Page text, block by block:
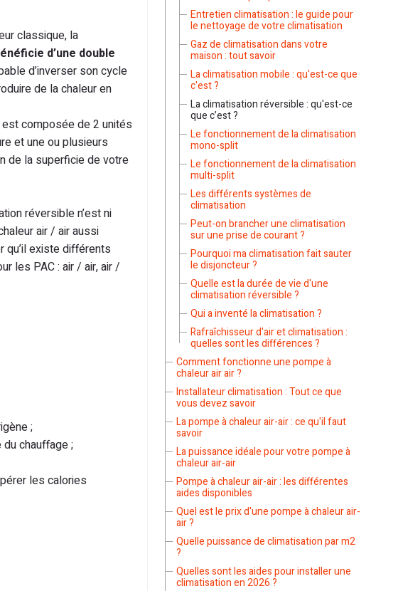
classique, la
d’une double
d’inverser son cycle
de la chaleur en
composée de 2 unités
et une ou plusieurs
de la superficie de votre
réversible n’est ni
air / air aussi
qu’il existe différents
les PAC : air / air, air /
;
chauffage ;
les calories
Entretien climatisation : le guide pour
le nettoyage de votre climatisation
Gaz de climatisation dans votre
maison : tout savoir
La climatisation mobile : qu'est-ce que
c'est ?
La climatisation réversible : qu'est-ce
que c’est ?
Le fonctionnement de la climatisation
mono-split
Le fonctionnement de la climatisation
multi-split
Les différents systèmes de
climatisation
Peut-on brancher une climatisation
sur une prise de courant ?
Pourquoi ma climatisation fait sauter
le disjoncteur ?
Quelle est la durée de vie d'une
climatisation réversible ?
Qui a inventé la climatisation ?
Rafraîchisseur d'air et climatisation :
quelles sont les différences ?
Comment fonctionne une pompe à
chaleur air air ?
Installateur climatisation : Tout ce que
vous devez savoir
La pompe à chaleur air-air : ce qu'il faut
savoir
La puissance idéale pour votre pompe à
chaleur air-air
Pompe à chaleur air-air : les différentes
aides disponibles
Quel est le prix d'une pompe à chaleur air-
air ?
Quelle puissance de climatisation par m2
?
Quelles sont les aides pour installer une
climatisation en 2026 ?